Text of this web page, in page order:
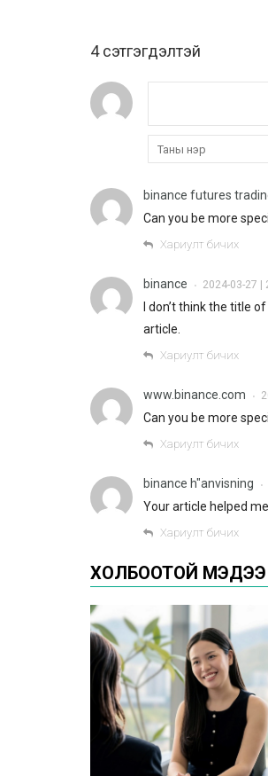
4 cэтгэгдэлтэй
binance futures
Can you be more
Хариулт бичих
binance • 2024-03-27 |
I don’t think the title
article.
Хариулт бичих
www.binance.com •
Can you be more
Хариулт бичих
binance h"anvisning •
Your article helped
Хариулт бичих
ХОЛБООТОЙ МЭДЭЭ